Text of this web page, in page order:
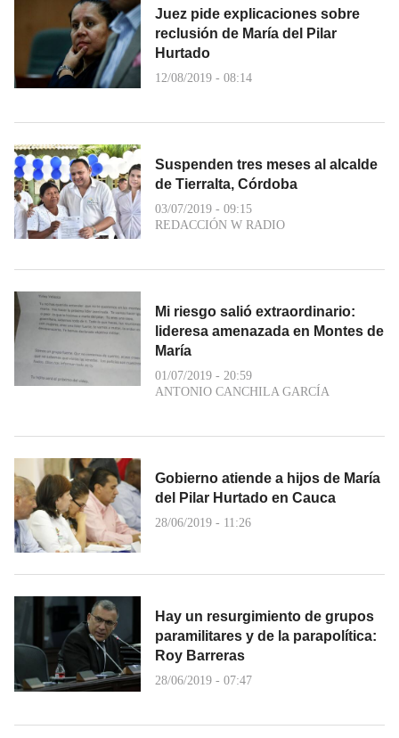
Juez pide explicaciones sobre
reclusión de María del Pilar
Hurtado
12/08/2019 - 08:14
Suspenden tres meses al alcalde
de Tierralta, Córdoba
03/07/2019 - 09:15
REDACCIÓN W RADIO
Mi riesgo salió extraordinario:
lideresa amenazada en Montes de
María
01/07/2019 - 20:59
ANTONIO CANCHILA GARCÍA
Gobierno atiende a hijos de María
del Pilar Hurtado en Cauca
28/06/2019 - 11:26
Hay un resurgimiento de grupos
paramilitares y de la parapolítica:
Roy Barreras
28/06/2019 - 07:47